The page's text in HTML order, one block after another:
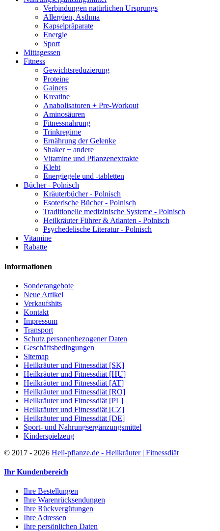
Verbindungen natürlichen Ursprungs
Allergien, Asthma
Kapselpräparate
Energie
Sport
Mittagessen
Fitness
Gewichtsreduzierung
Proteine
Gainers
Kreatine
Anabolisatoren + Pre-Workout
Aminosäuren
Fitnessnahrung
Trinkregime
Ernährung der Gelenke
Shaker + andere
Vitamine und Pflanzenextrakte
Klebt
Energiegele und -tabletten
Bücher - Polnisch
Kräuterbücher - Polnisch
Esoterische Bücher - Polnisch
Traditionelle medizinische Systeme - Polnisch
Heilkräuter Führer & Atlanten - Polnisch
Psychedelische Literatur - Polnisch
Vitamine
Rabatte
Informationen
Sonderangebote
Neue Artikel
Verkaufshits
Kontakt
Impressum
Transport
Schutz personenbezogener Daten
Geschäftsbedingungen
Sitemap
Heilkräuter und Fitnessdiät [SK]
Heilkräuter und Fitnessdiät [HU]
Heilkräuter und Fitnessdiät [AT]
Heilkräuter und Fitnessdiät [RO]
Heilkräuter und Fitnessdiät [PL]
Heilkräuter und Fitnessdiät [CZ]
Heilkräuter und Fitnessdiät [DE]
Sport- und Nahrungsergänzungsmittel
Kinderspielzeug
© 2017 - 2026 Heil-pflanze.de - Heilkräuter | Fitnessdiät
Ihr Kundenbereich
Ihre Bestellungen
Ihre Warenrücksendungen
Ihre Rückvergütungen
Ihre Adressen
Ihre persönlichen Daten